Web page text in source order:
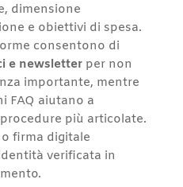
dimensione
e obiettivi di spesa.
consentono di
e newsletterper non
importante, mentre
FAQ aiutano a
più articolate.
o firma digitale
verificata in